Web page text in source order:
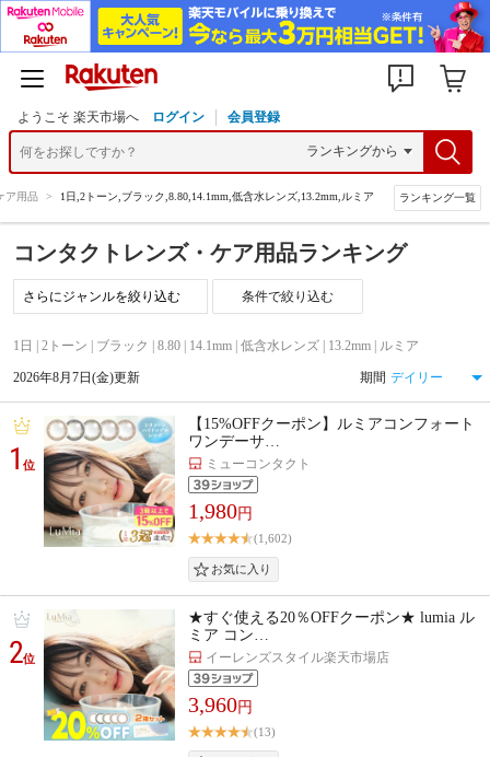
ようこそ 楽天市場へ ログイン 会員登録
ア用品 > 1日,2トーン,ブラック,8.80,14.1mm,低含水レンズ,13.2mm,ルミア ランキング一覧
コンタクトレンズ・ケア用品ランキング
条件で絞り込む
1日 | 2トーン | ブラック | 8.80 | 14.1mm | 低含水レンズ | 13.2mm | ルミア
2026年8月7日(金)更新 期間
1位
【15%OFFクーポン】ルミアコンフォート
ワンデーサ…
ミューコンタクト
1,980円
(1,602)
2位
★すぐ使える20％OFFクーポン★ lumia ル
ミア コン…
イーレンズスタイル楽天市場店
3,960円
(13)